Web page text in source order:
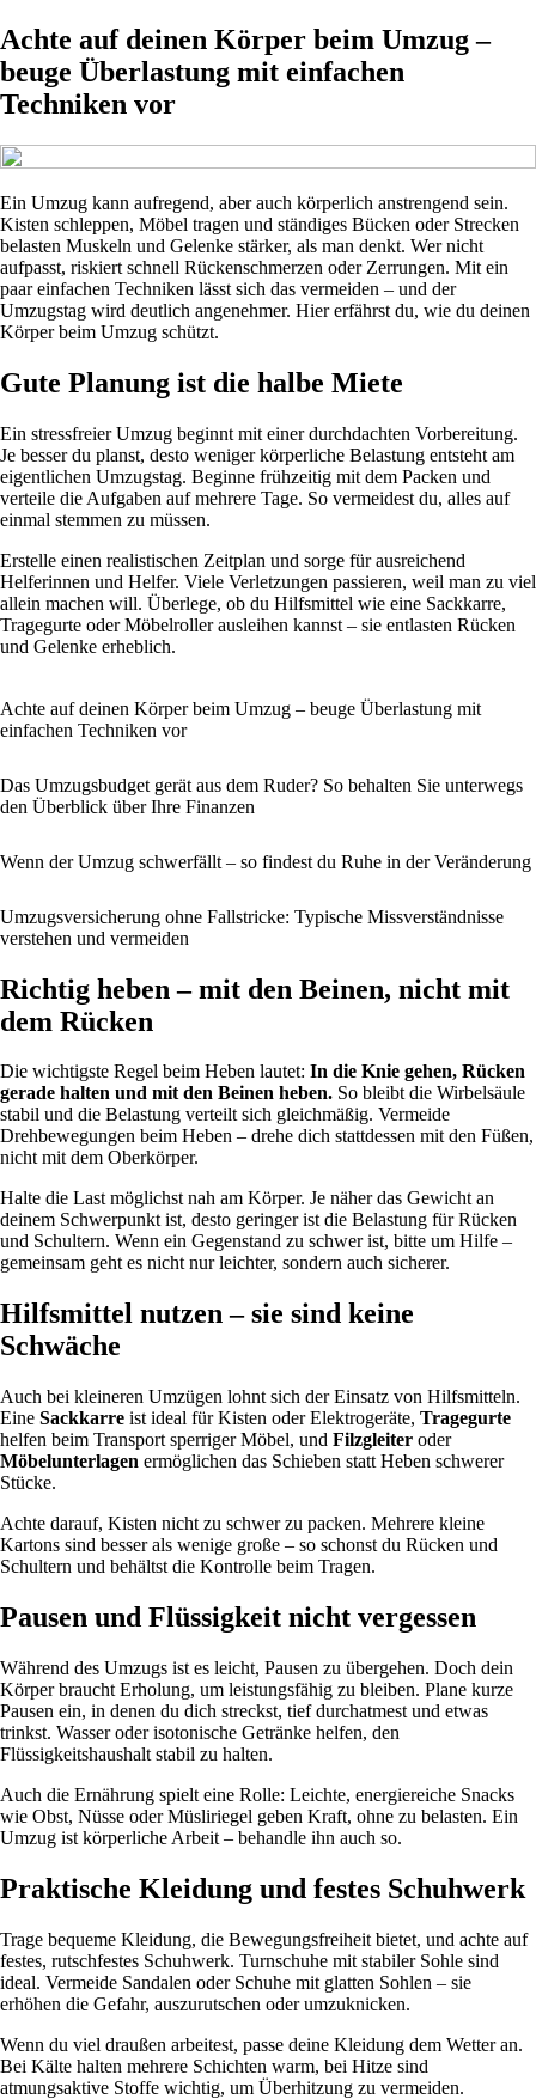
Achte auf deinen Körper beim Umzug –
beuge Überlastung mit einfachen
Techniken vor
Ein Umzug kann aufregend, aber auch körperlich anstrengend sein.
Kisten schleppen, Möbel tragen und ständiges Bücken oder Strecken
belasten Muskeln und Gelenke stärker, als man denkt. Wer nicht
aufpasst, riskiert schnell Rückenschmerzen oder Zerrungen. Mit ein
paar einfachen Techniken lässt sich das vermeiden – und der
Umzugstag wird deutlich angenehmer. Hier erfährst du, wie du deinen
Körper beim Umzug schützt.
Gute Planung ist die halbe Miete
Ein stressfreier Umzug beginnt mit einer durchdachten Vorbereitung.
Je besser du planst, desto weniger körperliche Belastung entsteht am
eigentlichen Umzugstag. Beginne frühzeitig mit dem Packen und
verteile die Aufgaben auf mehrere Tage. So vermeidest du, alles auf
einmal stemmen zu müssen.
Erstelle einen realistischen Zeitplan und sorge für ausreichend
Helferinnen und Helfer. Viele Verletzungen passieren, weil man zu viel
allein machen will. Überlege, ob du Hilfsmittel wie eine Sackkarre,
Tragegurte oder Möbelroller ausleihen kannst – sie entlasten Rücken
und Gelenke erheblich.
Achte auf deinen Körper beim Umzug – beuge Überlastung mit
einfachen Techniken vor
Das Umzugsbudget gerät aus dem Ruder? So behalten Sie unterwegs
den Überblick über Ihre Finanzen
Wenn der Umzug schwerfällt – so findest du Ruhe in der Veränderung
Umzugsversicherung ohne Fallstricke: Typische Missverständnisse
verstehen und vermeiden
Richtig heben – mit den Beinen, nicht mit
dem Rücken
Die wichtigste Regel beim Heben lautet: In die Knie gehen, Rücken
gerade halten und mit den Beinen heben. So bleibt die Wirbelsäule
stabil und die Belastung verteilt sich gleichmäßig. Vermeide
Drehbewegungen beim Heben – drehe dich stattdessen mit den Füßen,
nicht mit dem Oberkörper.
Halte die Last möglichst nah am Körper. Je näher das Gewicht an
deinem Schwerpunkt ist, desto geringer ist die Belastung für Rücken
und Schultern. Wenn ein Gegenstand zu schwer ist, bitte um Hilfe –
gemeinsam geht es nicht nur leichter, sondern auch sicherer.
Hilfsmittel nutzen – sie sind keine
Schwäche
Auch bei kleineren Umzügen lohnt sich der Einsatz von Hilfsmitteln.
Eine Sackkarre ist ideal für Kisten oder Elektrogeräte, Tragegurte
helfen beim Transport sperriger Möbel, und Filzgleiter oder
Möbelunterlagen ermöglichen das Schieben statt Heben schwerer
Stücke.
Achte darauf, Kisten nicht zu schwer zu packen. Mehrere kleine
Kartons sind besser als wenige große – so schonst du Rücken und
Schultern und behältst die Kontrolle beim Tragen.
Pausen und Flüssigkeit nicht vergessen
Während des Umzugs ist es leicht, Pausen zu übergehen. Doch dein
Körper braucht Erholung, um leistungsfähig zu bleiben. Plane kurze
Pausen ein, in denen du dich streckst, tief durchatmest und etwas
trinkst. Wasser oder isotonische Getränke helfen, den
Flüssigkeitshaushalt stabil zu halten.
Auch die Ernährung spielt eine Rolle: Leichte, energiereiche Snacks
wie Obst, Nüsse oder Müsliriegel geben Kraft, ohne zu belasten. Ein
Umzug ist körperliche Arbeit – behandle ihn auch so.
Praktische Kleidung und festes Schuhwerk
Trage bequeme Kleidung, die Bewegungsfreiheit bietet, und achte auf
festes, rutschfestes Schuhwerk. Turnschuhe mit stabiler Sohle sind
ideal. Vermeide Sandalen oder Schuhe mit glatten Sohlen – sie
erhöhen die Gefahr, auszurutschen oder umzuknicken.
Wenn du viel draußen arbeitest, passe deine Kleidung dem Wetter an.
Bei Kälte halten mehrere Schichten warm, bei Hitze sind
atmungsaktive Stoffe wichtig, um Überhitzung zu vermeiden.